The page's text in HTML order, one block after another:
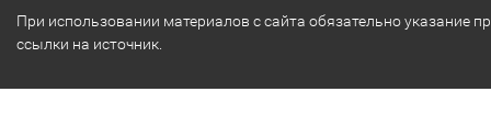
При использовании материалов с сайта обязательно указание
ссылки на источник.